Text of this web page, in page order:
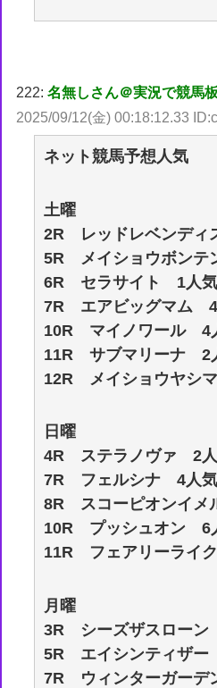
222:名無しさん＠実況で競馬
2025/09/12(金) 00:18:12.33
ネット競馬予想人気
土曜
2R レッドレベンデ
5R メイショウボン
6R セラサイト 1人気
7R エアビッグマム
10R マイノワール 4
11R サブマリーナ 2
12R メイショウヤシ
日曜
4R ステラノヴァ 2
7R フェルシナ 4人気
8R スコーピオンイ
10R プッシュオン 6
11R フェアリーライ
月曜
3R シーズザスロー
5R エイシンティザ
7R ウィンターガー